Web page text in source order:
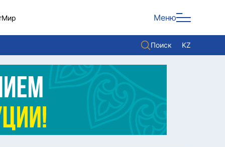
Мир Меню
Поиск KZ
Политика
Экономика
Культура